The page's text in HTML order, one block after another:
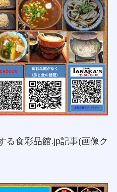
食彩品館.jp記事(画像ク